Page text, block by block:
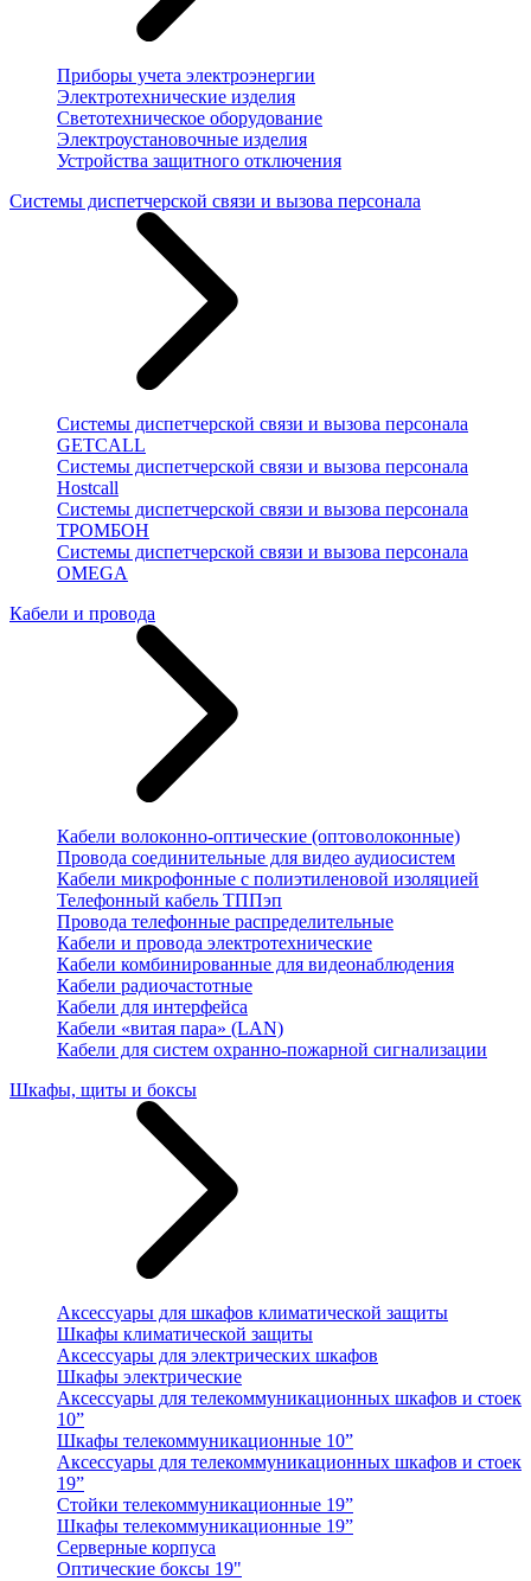
Приборы учета электроэнергии
Электротехнические изделия
Светотехническое оборудование
Электроустановочные изделия
Устройства защитного отключения
Системы диспетчерской связи и вызова персонала
Системы диспетчерской связи и вызова персонала
GETCALL
Системы диспетчерской связи и вызова персонала
Hostcall
Системы диспетчерской связи и вызова персонала
ТРОМБОН
Системы диспетчерской связи и вызова персонала
OMEGA
Кабели и провода
Кабели волоконно-оптические (оптоволоконные)
Провода соединительные для видео аудиосистем
Кабели микрофонные с полиэтиленовой изоляцией
Телефонный кабель ТППэп
Провода телефонные распределительные
Кабели и провода электротехнические
Кабели комбинированные для видеонаблюдения
Кабели радиочастотные
Кабели для интерфейса
Кабели «витая пара» (LAN)
Кабели для систем охранно-пожарной сигнализации
Шкафы, щиты и боксы
Аксессуары для шкафов климатической защиты
Шкафы климатической защиты
Аксессуары для электрических шкафов
Шкафы электрические
Аксессуары для телекоммуникационных шкафов и стоек
10”
Шкафы телекоммуникационные 10”
Аксессуары для телекоммуникационных шкафов и стоек
19”
Стойки телекоммуникационные 19”
Шкафы телекоммуникационные 19”
Серверные корпуса
Оптические боксы 19"